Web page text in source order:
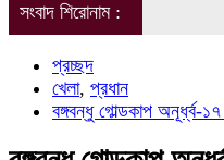
সংবাদ শিরোনাম :
প্রচ্ছদ
খেলা, প্রধান
বঙ্গবন্ধু গোল্ডকাপ অনূর্ধ্ব-